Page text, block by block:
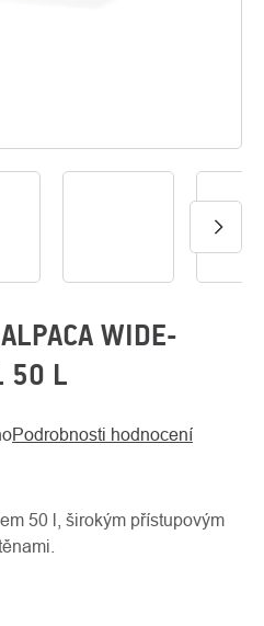
O
WIDE-
50 L
Podrobnosti hodnocení
50 l, širokým přístupovým